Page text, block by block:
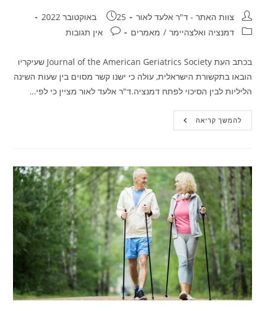
מחבר:צוות האתר - ד"ר אלעד לאור פורסם:
25 באוקטובר 2022
קטגוריה:דמנציה ואלצהיימר / מאמרים תגובות:אין תגובות
בכתב העת Journal of the American Geriatrics Society שעיקריו
הובאו בתקשורת הישראלית, עולה כי ישנו קשר מסוים בין שעות השינה
הליליות לבין הסיכוי לפתח דמנציה.ד"ר אלעד לאור מציין כי לפי…
להמשך קריאההאם
ישנו
לדמנציה?